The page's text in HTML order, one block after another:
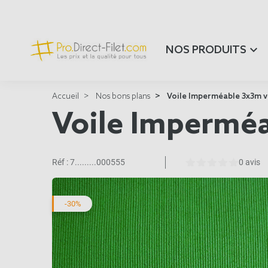
NOS PRODUITS
Accueil Nos bons plans Voile Imperméable 3x3m
Voile
Réf :7.........000555 0 avis
-30%